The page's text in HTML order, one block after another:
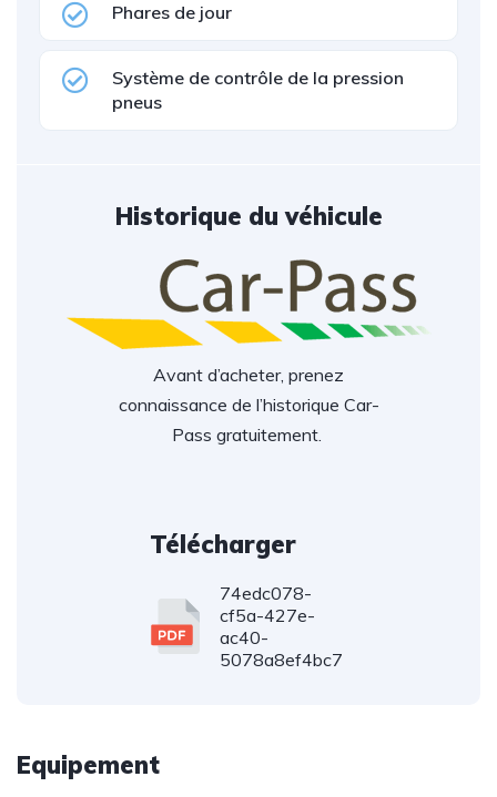
Phares de jour
Système de contrôle de la pression
pneus
Historique du véhicule
Avant d’acheter, prenez
connaissance de l’historique Car-
Pass gratuitement.
Télécharger
74edc078-
cf5a-427e-
ac40-
5078a8ef4bc7
Equipement